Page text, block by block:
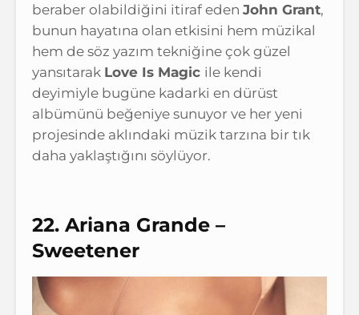
beraber olabildiğini itiraf eden John Grant,
bunun hayatına olan etkisini hem müzikal
hem de söz yazım tekniğine çok güzel
yansıtarak Love Is Magic ile kendi
deyimiyle bugüne kadarki en dürüst
albümünü beğeniye sunuyor ve her yeni
projesinde aklındaki müzik tarzına bir tık
daha yaklaştığını söylüyor.
22. Ariana Grande –
Sweetener